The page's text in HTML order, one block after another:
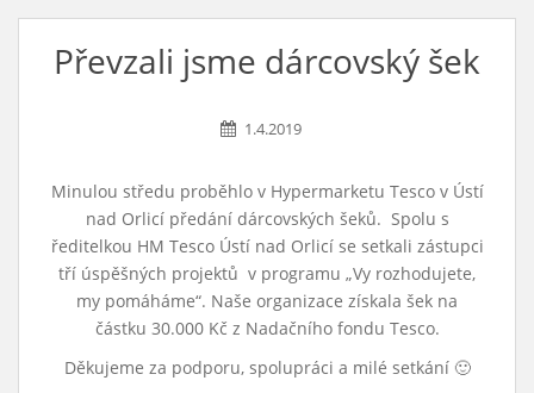
Převzali jsme dárcovský šek
1.4.2019
Minulou středu proběhlo v Hypermarketu Tesco v Ústí
nad Orlicí předání dárcovských šeků. Spolu s
ředitelkou HM Tesco Ústí nad Orlicí se setkali zástupci
tří úspěšných projektů v programu „Vy rozhodujete,
my pomáháme“. Naše organizace získala šek na
částku 30.000 Kč z Nadačního fondu Tesco.
Děkujeme za podporu, spolupráci a milé setkání 🙂